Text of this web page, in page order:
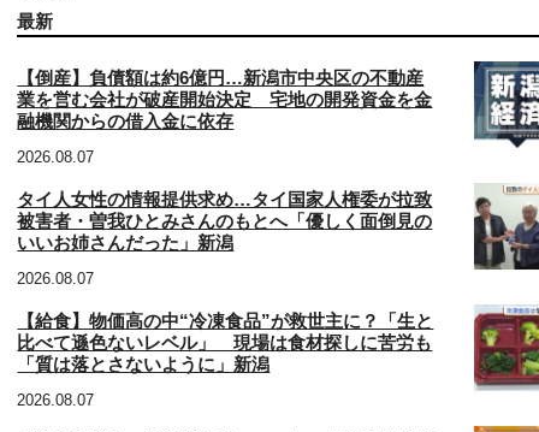
最新
【倒産】負債額は約6億円…新潟市中央区の不動産
業を営む会社が破産開始決定 宅地の開発資金を金
融機関からの借入金に依存
2026.08.07
タイ人女性の情報提供求め…タイ国家人権委が拉致
被害者・曽我ひとみさんのもとへ「優しく面倒見の
いいお姉さんだった」新潟
2026.08.07
【給食】物価高の中“冷凍食品”が救世主に？「生と
比べて遜色ないレベル」 現場は食材探しに苦労も
「質は落とさないように」新潟
2026.08.07